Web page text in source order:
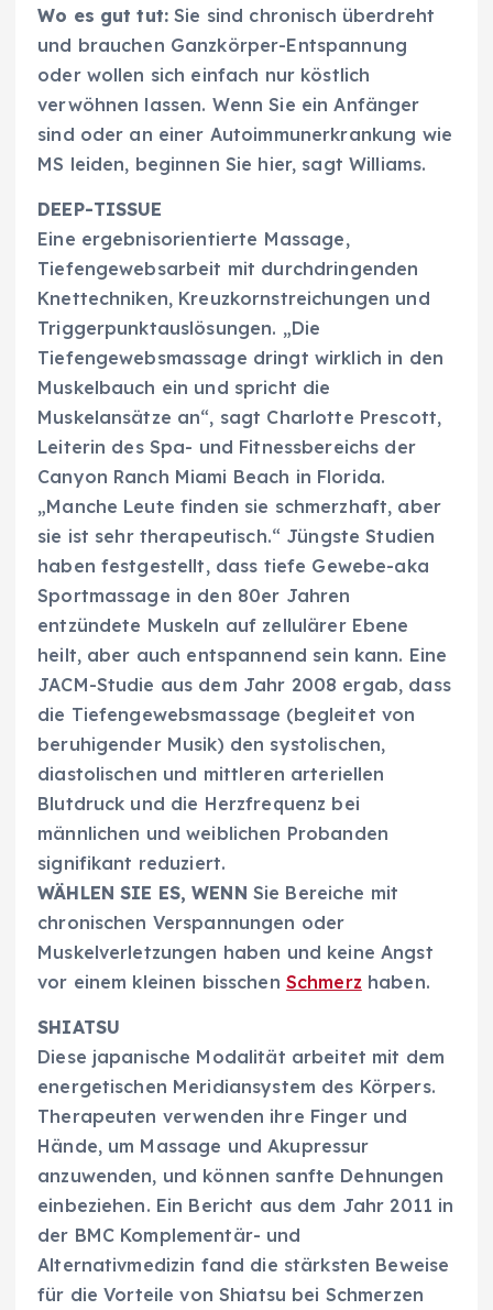
Wo es gut tut: Sie sind chronisch überdreht
und brauchen Ganzkörper-Entspannung
oder wollen sich einfach nur köstlich
verwöhnen lassen. Wenn Sie ein Anfänger
sind oder an einer Autoimmunerkrankung wie
MS leiden, beginnen Sie hier, sagt Williams.
DEEP-TISSUE
Eine ergebnisorientierte Massage,
Tiefengewebsarbeit mit durchdringenden
Knettechniken, Kreuzkornstreichungen und
Triggerpunktauslösungen. „Die
Tiefengewebsmassage dringt wirklich in den
Muskelbauch ein und spricht die
Muskelansätze an“, sagt Charlotte Prescott,
Leiterin des Spa- und Fitnessbereichs der
Canyon Ranch Miami Beach in Florida.
„Manche Leute finden sie schmerzhaft, aber
sie ist sehr therapeutisch.“ Jüngste Studien
haben festgestellt, dass tiefe Gewebe-aka
Sportmassage in den 80er Jahren
entzündete Muskeln auf zellulärer Ebene
heilt, aber auch entspannend sein kann. Eine
JACM-Studie aus dem Jahr 2008 ergab, dass
die Tiefengewebsmassage (begleitet von
beruhigender Musik) den systolischen,
diastolischen und mittleren arteriellen
Blutdruck und die Herzfrequenz bei
männlichen und weiblichen Probanden
signifikant reduziert.
WÄHLEN SIE ES, WENN Sie Bereiche mit
chronischen Verspannungen oder
Muskelverletzungen haben und keine Angst
vor einem kleinen bisschen Schmerz haben.
SHIATSU
Diese japanische Modalität arbeitet mit dem
energetischen Meridiansystem des Körpers.
Therapeuten verwenden ihre Finger und
Hände, um Massage und Akupressur
anzuwenden, und können sanfte Dehnungen
einbeziehen. Ein Bericht aus dem Jahr 2011 in
der BMC Komplementär- und
Alternativmedizin fand die stärksten Beweise
für die Vorteile von Shiatsu bei Schmerzen